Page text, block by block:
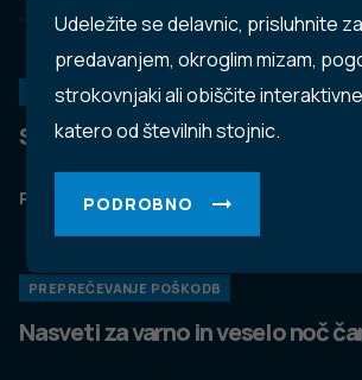
Udeležite se delavnic, prisluhnite
predavanjem, okroglim mizam,
strokovnjaki ali obiščite
katero od številnih stojnic.
PODROBNO
KORONAVIRUS
Spremljanje okužb s SARS-CoV-2
PODROBNO
PREPREČEVANJE POŠKODB
Nasveti za varno in veselo noč